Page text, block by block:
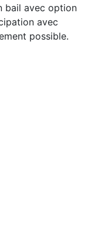
bail avec option
avec
possible.